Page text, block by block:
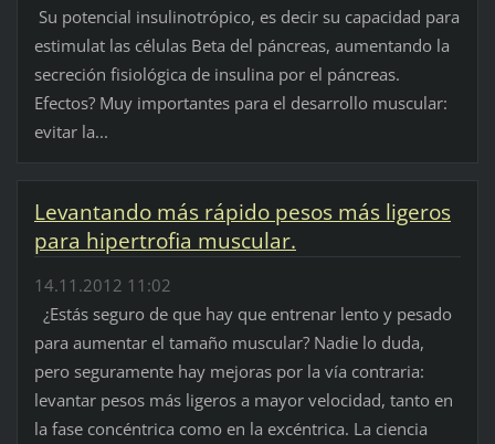
Su potencial insulinotrópico, es decir su capacidad para
estimulat las células Beta del páncreas, aumentando la
secreción fisiológica de insulina por el páncreas.
Efectos? Muy importantes para el desarrollo muscular:
evitar la...
Levantando más rápido pesos más ligeros
para hipertrofia muscular.
14.11.2012 11:02
¿Estás seguro de que hay que entrenar lento y pesado
para aumentar el tamaño muscular? Nadie lo duda,
pero seguramente hay mejoras por la vía contraria:
levantar pesos más ligeros a mayor velocidad, tanto en
la fase concéntrica como en la excéntrica. La ciencia